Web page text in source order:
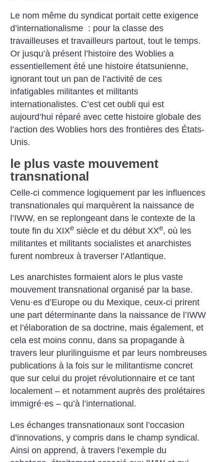
Le nom même du syndicat portait cette exigence
d’internationalisme : pour la classe des
travailleuses et travailleurs partout, tout le temps.
Or jusqu’à présent l’histoire des Woblies a
essentiellement été une histoire étatsunienne,
ignorant tout un pan de l’activité de ces
infatigables militantes et militants
internationalistes. C’est cet oubli qui est
aujourd’hui réparé avec cette histoire globale des
l’action des Woblies hors des frontières des États-
Unis.
le plus vaste mouvement
transnational
Celle-ci commence logiquement par les influences
transnationales qui marquèrent la naissance de
l’IWW, en se replongeant dans le contexte de la
toute fin du XIXe siècle et du début XXe, où les
militantes et militants socialistes et anarchistes
furent nombreux à traverser l’Atlantique.
Les anarchistes formaient alors le plus vaste
mouvement transnational organisé par la base.
Venu·es d’Europe ou du Mexique, ceux-ci prirent
une part déterminante dans la naissance de l’IWW
et l’élaboration de sa doctrine, mais également, et
cela est moins connu, dans sa propagande à
travers leur plurilinguisme et par leurs nombreuses
publications à la fois sur le militantisme concret
que sur celui du projet révolutionnaire et ce tant
localement – et notamment auprès des prolétaires
immigré·es – qu’à l’international.
Les échanges transnationaux sont l’occasion
d’innovations, y compris dans le champ syndical.
Ainsi on apprend, à travers l’exemple du